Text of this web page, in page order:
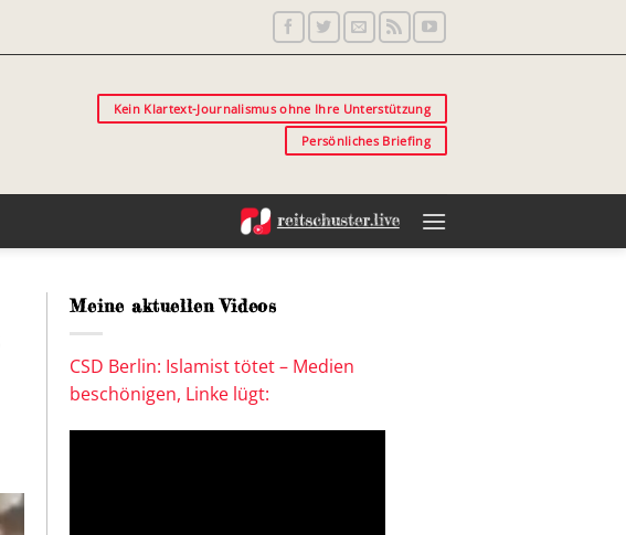
Kein Klartext-Journalismus ohne Ihre Unterstützung
Persönliches Briefing
Meine aktuellen Videos
CSD Berlin: Islamist tötet – Medien
beschönigen, Linke lügt: